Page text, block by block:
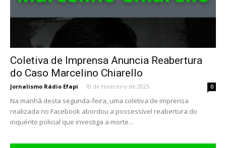
Coletiva de Imprensa Anuncia Reabertura
do Caso Marcelino Chiarello
Jornalismo Rádio Efapi - 10 de fevereiro de 2025 0
Na manhã desta segunda-feira, uma coletiva de imprensa
realizada no Facebook abordou a possessível reabertura do
inquérito policial que investiga a morte...